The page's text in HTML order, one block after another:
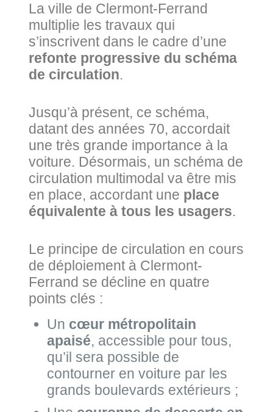
La ville de Clermont-Ferrand
multiplie les travaux qui
s’inscrivent dans le cadre d’une
refonte progressive du schéma
de circulation.
Jusqu’à présent, ce schéma,
datant des années 70, accordait
une très grande importance à la
voiture. Désormais, un schéma de
circulation multimodal va être mis
en place, accordant une place
équivalente à tous les usagers.
Le principe de circulation en cours
de déploiement à Clermont-
Ferrand se décline en quatre
points clés :
Un cœur métropolitain
apaisé, accessible pour tous,
qu’il sera possible de
contourner en voiture par les
grands boulevards extérieurs ;